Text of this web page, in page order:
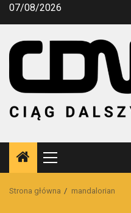
Przejdź
07/08/2026
Menu
główne
Strona główna mandalorian